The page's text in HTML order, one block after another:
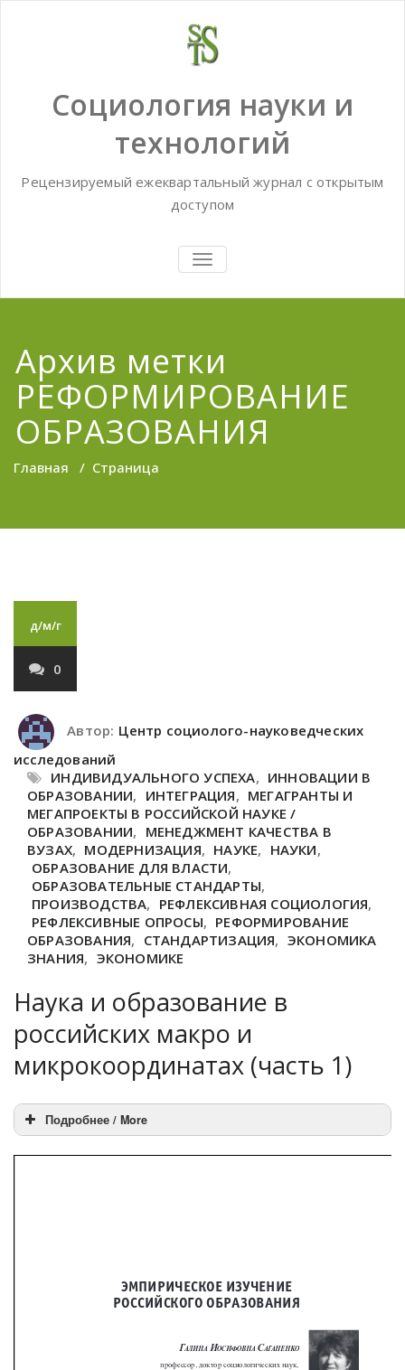
Социология науки и
технологий
Рецензируемый ежеквартальный журнал с открытым
доступом
TOGGLE
NAVIGATION
Архив метки
РЕФОРМИРОВАНИЕ
ОБРАЗОВАНИЯ
Главная / Страница
д/м/г
0
Автор: Центр социолого-науковедческих
исследований
ИНДИВИДУАЛЬНОГО УСПЕХА, ИННОВАЦИИ В
ОБРАЗОВАНИИ, ИНТЕГРАЦИЯ, МЕГАГРАНТЫ И
МЕГАПРОЕКТЫ В РОССИЙСКОЙ НАУКЕ /
ОБРАЗОВАНИИ, МЕНЕДЖМЕНТ КАЧЕСТВА В
ВУЗАХ, МОДЕРНИЗАЦИЯ, НАУКЕ, НАУКИ,
ОБРАЗОВАНИЕ ДЛЯ ВЛАСТИ,
ОБРАЗОВАТЕЛЬНЫЕ СТАНДАРТЫ,
ПРОИЗВОДСТВА, РЕФЛЕКСИВНАЯ СОЦИОЛОГИЯ,
РЕФЛЕКСИВНЫЕ ОПРОСЫ, РЕФОРМИРОВАНИЕ
ОБРАЗОВАНИЯ, СТАНДАРТИЗАЦИЯ, ЭКОНОМИКА
ЗНАНИЯ, ЭКОНОМИКЕ
Наука и образование в
российских макро и
микрокоординатах (часть 1)
Подробнее / More